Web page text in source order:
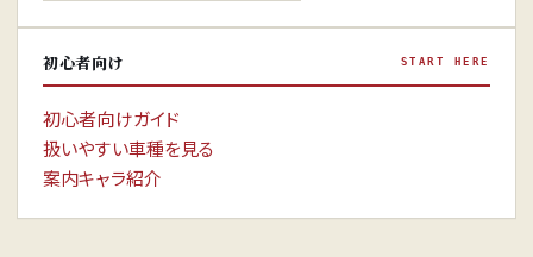
初心者向け START HERE
初心者向けガイド
扱いやすい車種を見る
案内キャラ紹介